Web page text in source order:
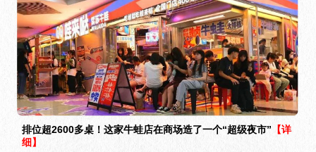
排位超2600多桌！这家牛蛙店在商场造了一个“超级夜市” 【详
细】